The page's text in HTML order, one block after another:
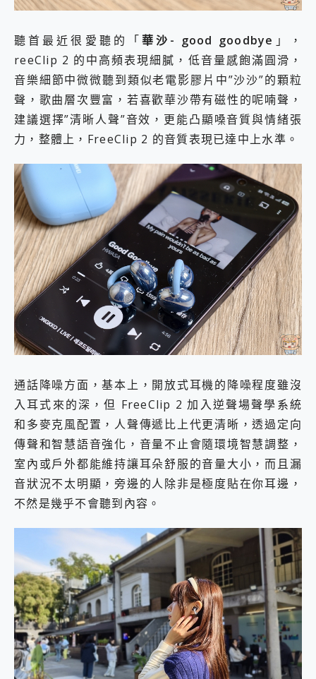
聽首最近很愛聽的「華沙- good goodbye 」，
reeClip 2 的中高頻表現細膩，低音量感飽滿圓滑，
音樂細節中微微聽到類似老電影膠片中”沙沙”的顆粒
聲，歌曲層次豐富，若喜歡華沙帶有磁性的呢喃聲，
建議選擇”清晰人聲”音效，更能凸顯嗓音質與情緒張
力，整體上，FreeClip 2 的音質表現已達中上水準。
通話降噪方面，基本上，開放式耳機的降噪程度雖沒
入耳式來的深，但 FreeClip 2 加入逆聲場聲學系統
和多麥克風配置，人聲傳遞比上代更清晰，透過定向
傳聲和智慧語音強化，音量不止會隨環境智慧調整，
室內或戶外都能維持讓耳朵舒服的音量大小，而且漏
音狀況不太明顯，旁邊的人除非是極度貼在你耳邊，
不然是幾乎不會聽到內容。